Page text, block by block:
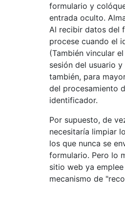
formulario y
entrada oculto.
Al recibir datos del
procese cuando el
(También vincular
sesión del usuario
también, para
del procesamiento
identificador.
Por supuesto, de
necesitaría limpiar
los que nunca se
formulario. Pero lo
sitio web ya
mecanismo de